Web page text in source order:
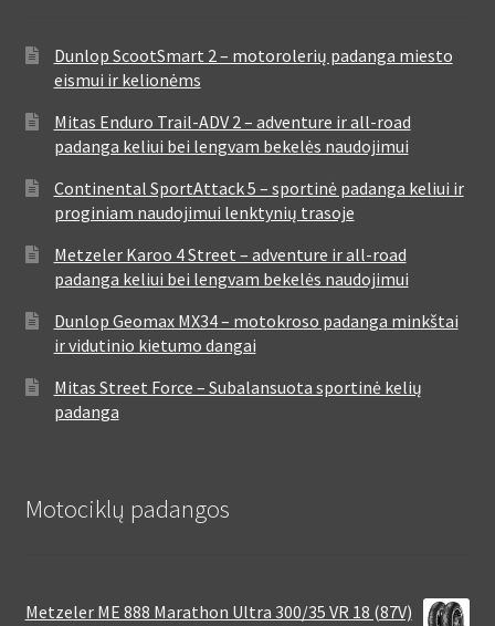
Dunlop ScootSmart 2 – motorolerių padanga miesto
eismui ir kelionėms
Mitas Enduro Trail-ADV 2 – adventure ir all-road
padanga keliui bei lengvam bekelės naudojimui
Continental SportAttack 5 – sportinė padanga keliui ir
proginiam naudojimui lenktynių trasoje
Metzeler Karoo 4 Street – adventure ir all-road
padanga keliui bei lengvam bekelės naudojimui
Dunlop Geomax MX34 – motokroso padanga minkštai
ir vidutinio kietumo dangai
Mitas Street Force – Subalansuota sportinė kelių
padanga
Motociklų padangos
Metzeler ME 888 Marathon Ultra 300/35 VR 18 (87V)